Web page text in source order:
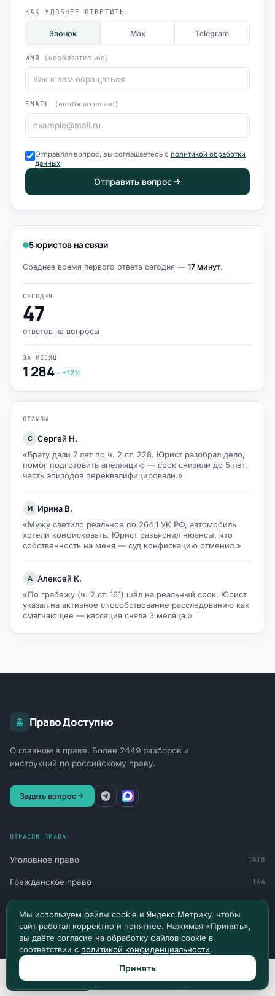
КАК УДОБНЕЕ ОТВЕТИТЬ
Звонок Max Telegram
ИМЯ (необязательно)
EMAIL (необязательно)
Отправляя вопрос, вы соглашаетесь с политикой обработки
данных.
Отправить вопрос
5 юристов на связи
Среднее время первого ответа сегодня — 17 минут.
СЕГОДНЯ
47
ответов на вопросы
ЗА МЕСЯЦ
1 284 +12%
ОТЗЫВЫ
С Сергей Н.
«Брату дали 7 лет по ч. 2 ст. 228. Юрист разобрал дело,
помог подготовить апелляцию — срок снизили до 5 лет,
часть эпизодов переквалифицировали.»
И
Ирина В.
«Мужу светило реальное по 264.1 УК РФ, автомобиль
хотели конфисковать. Юрист разъяснил нюансы, что
собственность на меня — суд конфискацию отменил.»
А Алексей К.
«По грабежу (ч. 2 ст. 161) шёл на реальный срок. Юрист
указал на активное способствование расследованию как
смягчающее — кассация сняла 3 месяца.»
Право Доступно
О главном в праве. Более 2449 разборов и
инструкций по российскому праву.
Задать вопрос
ОТРАСЛИ ПРАВА
Уголовное право 1818
Гражданское право 164
Административное право 159
Труд и социальная защита
Финансы и обязательства
Миграция и статус 51
Мы используем файлы cookie и Яндекс.Метрику, чтобы
сайт работал корректно и понятнее. Нажимая «Принять»,
вы даёте согласие на обработку файлов cookie в
соответствии с политикой конфиденциальности.
Принять